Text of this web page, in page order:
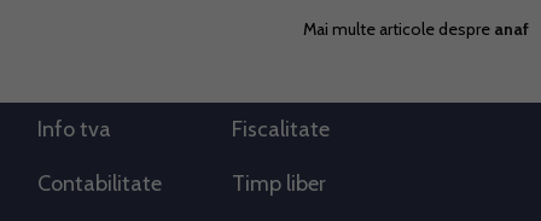
Mai multe articole despre anaf
Info tva Fiscalitate
Contabilitate Timp liber